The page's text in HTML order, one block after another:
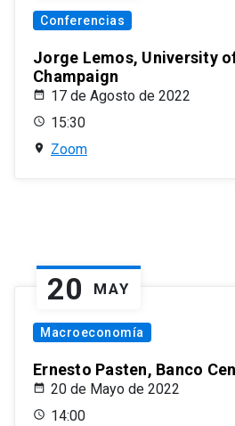
Conferencias
Jorge Lemos, University
Champaign
17 de Agosto de 2022
15:30
Zoom
20 MAY
Macroeconomía
Ernesto Pasten, Banco
20 de Mayo de 2022
14:00